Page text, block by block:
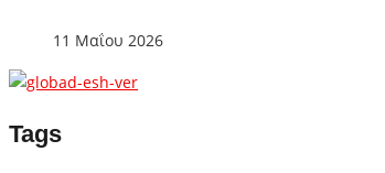
11 Μαΐου 2026
Tags